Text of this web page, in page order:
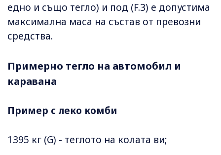
едно и също тегло) и под (F.3) е допустима
максимална маса на състав от превозни
средства.
Примерно тегло на автомобил и
каравана
Пример с леко комби
1395 кг (G) - теглото на колата ви;